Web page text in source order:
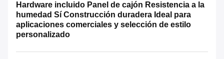
Hardware incluido Panel de cajón Resistencia a la
humedad Sí Construcción duradera Ideal para
aplicaciones comerciales y selección de estilo
personalizado